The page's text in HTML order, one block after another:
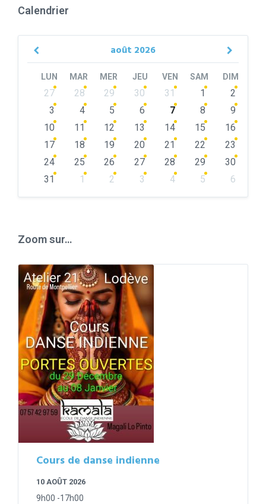
Calendrier
août 2026
Previous
LUN MAR MER JEU VEN SAM DIM
Skip
calendar
27 28 29 30 31 1
2
3
4 5 6 7 8
9
10
11 12 13 14 15
16
17
18 19 20 21 22
23
24
25 26 27 28 29
30
31
1 2 3 4 5
6
Zoom sur…
Cours de danse indienne
10 AOÛT 2026
9h00 -17h00